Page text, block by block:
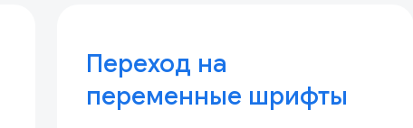
Переход на
переменные шрифты